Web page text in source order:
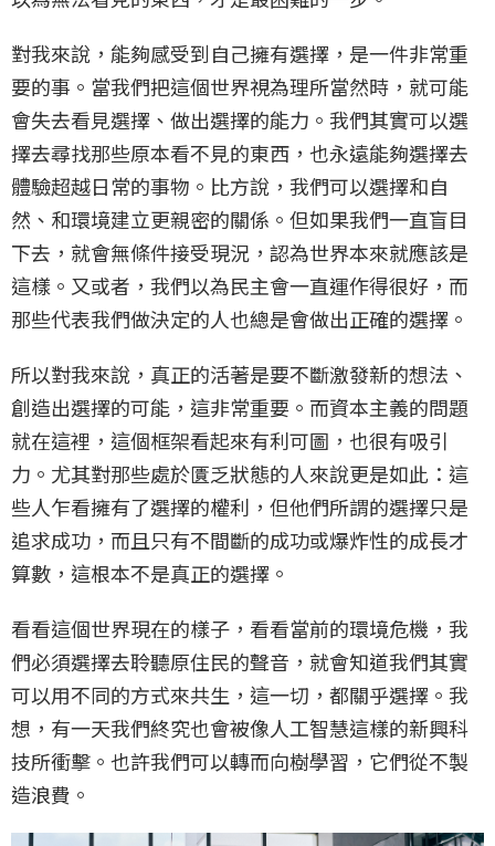
對我來說，能夠感受到自己擁有選擇，是一件非常重
要的事。當我們把這個世界視為理所當然時，就可能
會失去看見選擇、做出選擇的能力。我們其實可以選
擇去尋找那些原本看不見的東西，也永遠能夠選擇去
體驗超越日常的事物。比方說，我們可以選擇和自
然、和環境建立更親密的關係。但如果我們一直盲目
下去，就會無條件接受現況，認為世界本來就應該是
這樣。又或者，我們以為民主會一直運作得很好，而
那些代表我們做決定的人也總是會做出正確的選擇。
所以對我來說，真正的活著是要不斷激發新的想法、
創造出選擇的可能，這非常重要。而資本主義的問題
就在這裡，這個框架看起來有利可圖，也很有吸引
力。尤其對那些處於匱乏狀態的人來說更是如此：這
些人乍看擁有了選擇的權利，但他們所謂的選擇只是
追求成功，而且只有不間斷的成功或爆炸性的成長才
算數，這根本不是真正的選擇。
看看這個世界現在的樣子，看看當前的環境危機，我
們必須選擇去聆聽原住民的聲音，就會知道我們其實
可以用不同的方式來共生，這一切，都關乎選擇。我
想，有一天我們終究也會被像人工智慧這樣的新興科
技所衝擊。也許我們可以轉而向樹學習，它們從不製
造浪費。